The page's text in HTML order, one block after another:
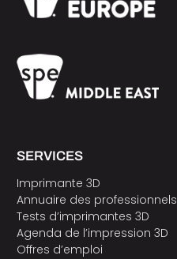
SERVICES
Imprimante 3D
Annuaire des professionnels
Tests d’imprimantes 3D
Agenda de l’impression 3D
Offres d’emploi